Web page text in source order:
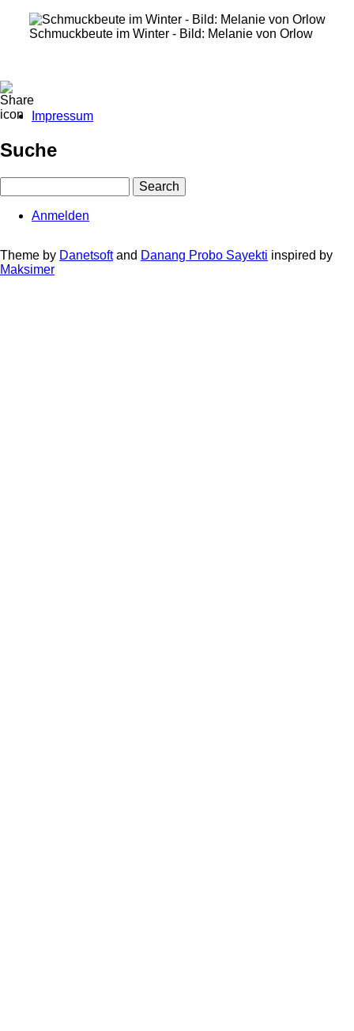
Schmuckbeute im Winter - Bild: Melanie von Orlow
Impressum
Suche
account
menu
Anmelden
Theme by Danetsoftand Danang Probo Sayekti inspired by
Maksimer